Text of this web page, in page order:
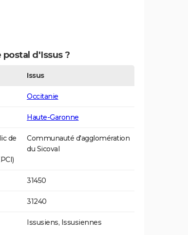
d'Issus ?
Issus
Occitanie
Haute-Garonne
de
Communauté d'agglomération
du Sicoval
31450
31240
Issusiens, Issusiennes